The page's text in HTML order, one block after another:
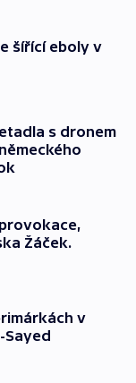
šířící eboly v
s dronem
Žáček.
v
Sayed